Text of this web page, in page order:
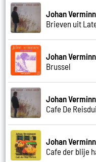
Johan
Brieven uit
Johan
Brussel
Johan
Cafe De
Johan
Cafe der blije